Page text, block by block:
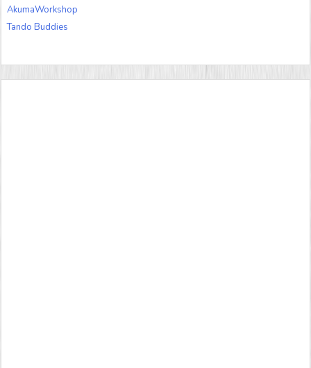
AkumaWorkshop
Tando Buddies